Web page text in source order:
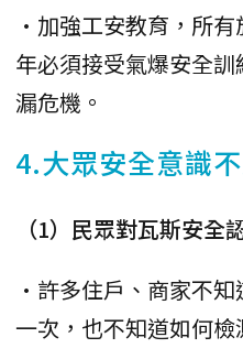
•加強工安教育，所
年必須接受氣爆安全
漏危機。
4.大眾安全意識
（1）民眾對瓦斯安全
•許多住戶、商家不
一次，也不知道如何檢